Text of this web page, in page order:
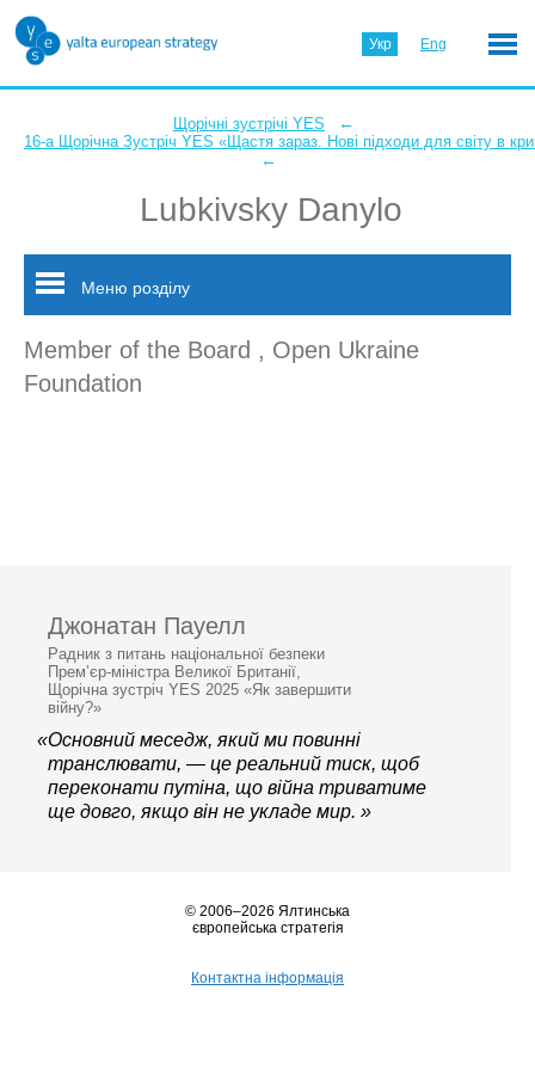
Укр Eng
Щорічні зустрічі YES ←
16-а Щорічна Зустріч YES «Щастя зараз. Нові підходи для світу в
←
Lubkivsky Danylo
Меню розділу
Member of the Board , Open Ukraine
Foundation
Джонатан Пауелл
Радник з питань національної безпеки
Прем’єр-міністра Великої Британії,
Щорічна зустріч YES 2025 «Як завершити
війну?»
«Основний меседж, який ми повинні
транслювати, — це реальний тиск, щоб
переконати путіна, що війна триватиме
ще довго, якщо він не укладе мир. »
© 2006–2026 Ялтинська
європейська стратегія
Контактна інформація